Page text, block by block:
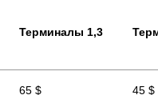
Терминалы 1,3
65 $ 45 $